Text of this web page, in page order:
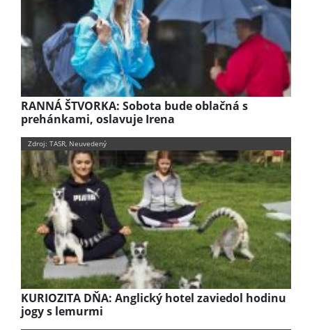
RANNÁ ŠTVORKA: Sobota bude oblačná s
prehánkami, oslavuje Irena
Zdroj: TASR, Neuvedený
KURIOZITA DŇA: Anglický hotel zaviedol hodinu
jogy s lemurmi